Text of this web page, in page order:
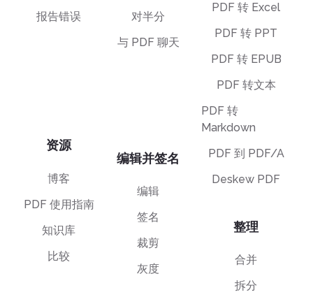
报告错误
资源
博客
PDF 使用指南
知识库
比较
对半分
与 PDF 聊天
编辑并签名
编辑
签名
裁剪
灰度
PDF 转 Excel
PDF 转 PPT
PDF 转 EPUB
PDF 转文本
PDF 转
Markdown
PDF 到 PDF/A
Deskew PDF
整理
合并
拆分